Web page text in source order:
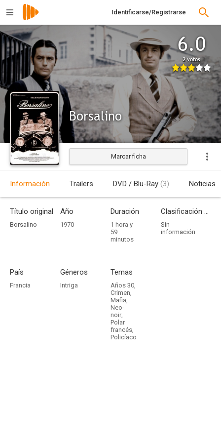
Identificarse/Registrarse
6.0
2 votos
Borsalino
Estrenada
Marcar ficha
Información Trailers DVD / Blu-Ray (3) Noticias
Título original
Borsalino
Año
1970
Duración
1 hora y
59
minutos
Clasificación por edades
Sin
información
País
Francia
Géneros
Intriga
Temas
Años 30,
Crimen,
Mafia,
Neo-
noir,
Polar
francés,
Policíaco